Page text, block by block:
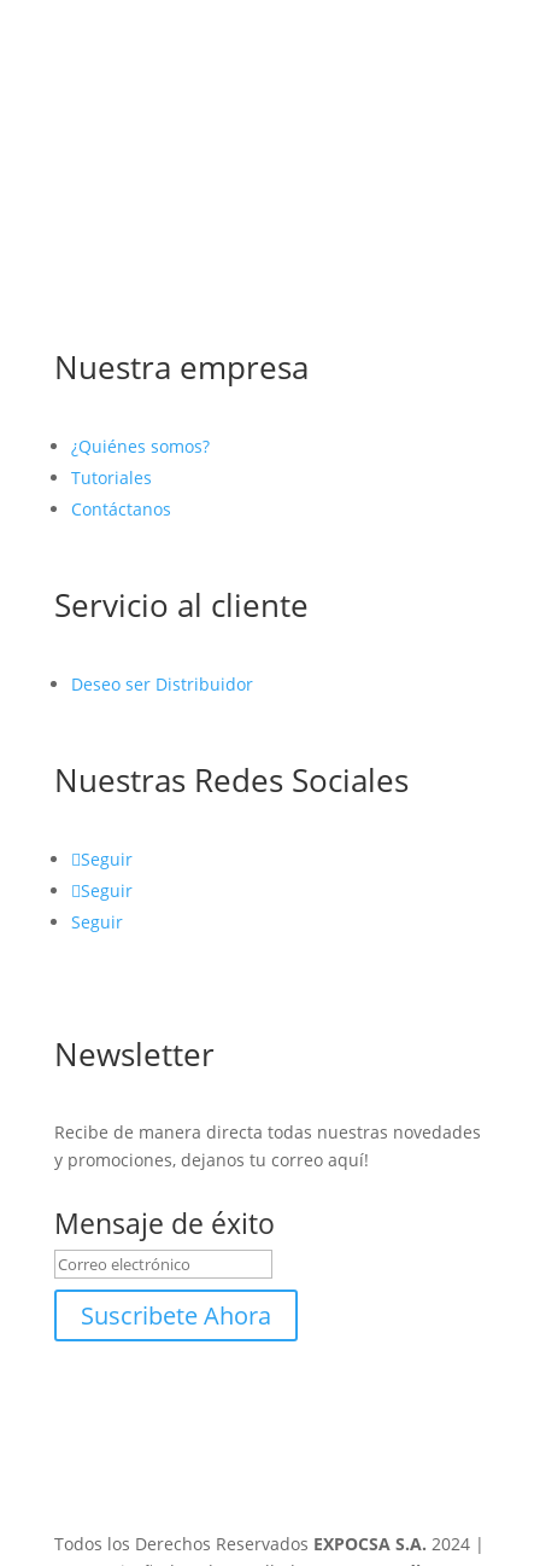
Nuestra empresa
¿Quiénes somos?
Tutoriales
Contáctanos
Servicio al cliente
Deseo ser Distribuidor
Nuestras Redes Sociales
Seguir
Seguir
Seguir
Newsletter
Recibe de manera directa todas nuestras novedades
y promociones, dejanos tu correo aquí!
Mensaje de éxito
Suscribete Ahora
Todos los Derechos Reservados EXPOCSA S.A. 2024 |